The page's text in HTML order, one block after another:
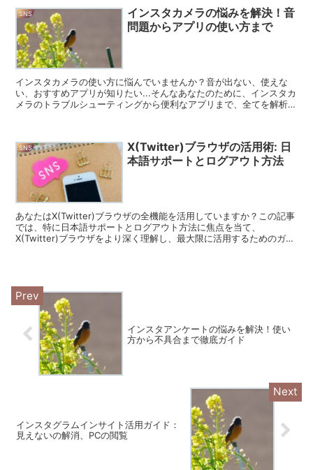
SNS
インスタカメラの悩みを解決！音
問題からアプリの使い方まで
インスタカメラの使い方に悩んでいませんか？音が出ない、使えな
い、おすすめアプリが知りたい...そんなあなたのために、インスタカ
メラのトラブルシューティングから便利なアプリまで、全てを解析
SNS
X(Twitter)ブラウザの活用術: 日
本語サポートとログアウト方法
あなたはX(Twitter)ブラウザの全機能を活用していますか？この記事
では、特に日本語サポートとログアウト方法に焦点を当て、
X(Twitter)ブラウザをより深く理解し、最大限に活用するためのガイ
インスタアンケートの悩みを解決！使い
方から不具合まで徹底ガイド
インスタグラムインサイト活用ガイド：
見えないの解消、PCの閲覧